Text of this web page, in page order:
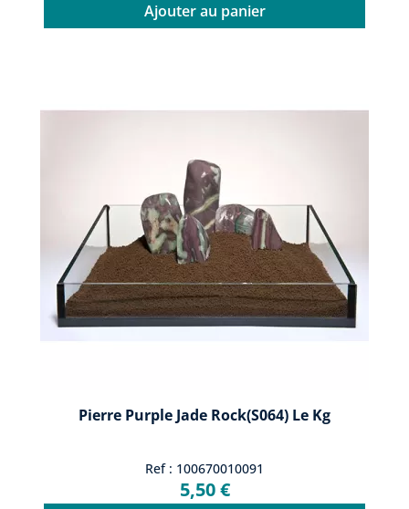
Ajouter au panier
Pierre Purple Jade Rock(S064) Le Kg
Ref : 100670010091
5,50 €